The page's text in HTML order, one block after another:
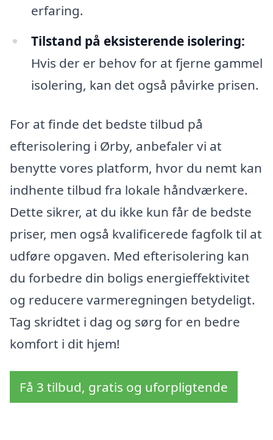
erfaring.
Tilstand på eksisterende isolering:
Hvis der er behov for at fjerne gammel
isolering, kan det også påvirke prisen.
For at finde det bedste tilbud på
efterisolering i Ørby, anbefaler vi at
benytte vores platform, hvor du nemt kan
indhente tilbud fra lokale håndværkere.
Dette sikrer, at du ikke kun får de bedste
priser, men også kvalificerede fagfolk til at
udføre opgaven. Med efterisolering kan
du forbedre din boligs energieffektivitet
og reducere varmeregningen betydeligt.
Tag skridtet i dag og sørg for en bedre
komfort i dit hjem!
Få 3 tilbud, gratis og uforpligtende